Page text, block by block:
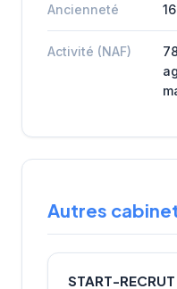
Ancienneté
Activité (NAF)
Autres
START-RECRUT